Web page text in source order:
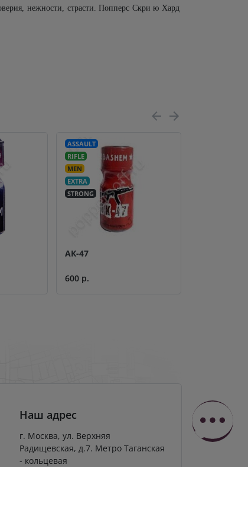
нежности, страсти. Попперс Скри ю Хард
ASSAULT
RIFLE
MEN
EXTRA
STRONG
АК-47
600 р.
Наш адрес
г. Москва, ул. Верхняя
Радищевская, д.7. Метро Таганская
- кольцевая